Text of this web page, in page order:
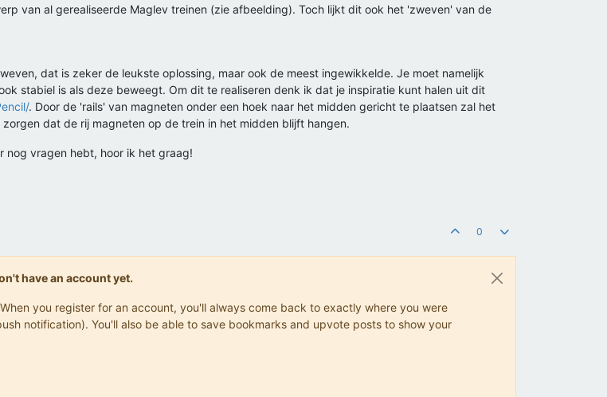
van al gerealiseerde Maglev treinen (zie afbeelding). Toch lijkt dit ook het 'zweven' van de
dat is zeker de leukste oplossing, maar ook de meest ingewikkelde. Je moet namelijk
stabiel is als deze beweegt. Om dit te realiseren denk ik dat je inspiratie kunt halen uit dit
. Door de 'rails' van magneten onder een hoek naar het midden gericht te plaatsen zal het
dat de rij magneten op de trein in het midden blijft hangen.
nog vragen hebt, hoor ik het graag!
0
have an account yet.
you register for an account, you'll always come back to exactly where you were
notification). You'll also be able to save bookmarks and upvote posts to show your